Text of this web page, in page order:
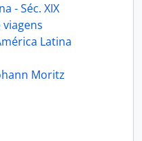
- Séc. XIX
Latina
Moritz